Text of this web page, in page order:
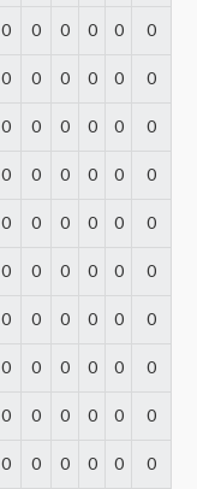
0 0 0 0 0 0
0 0 0 0 0 0
0 0 0 0 0 0
0 0 0 0 0 0
0 0 0 0 0 0
0 0 0 0 0 0
0 0 0 0 0 0
0 0 0 0 0 0
0 0 0 0 0 0
0 0 0 0 0 0